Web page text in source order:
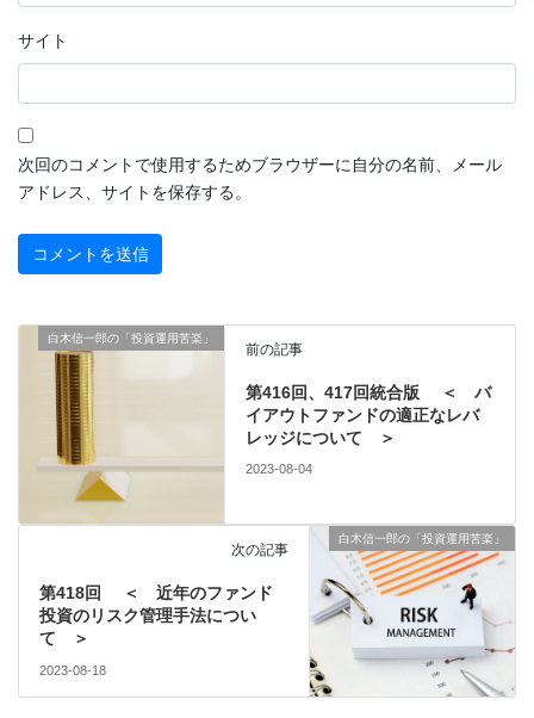
サイト
次回のコメントで使用するためブラウザーに自分の名前、メール
アドレス、サイトを保存する。
白木信一郎の「投資運用苦楽」
前の記事
第416回、417回統合版 ＜ バ
イアウトファンドの適正なレバ
レッジについて ＞
2023-08-04
白木信一郎の「投資運用苦楽」
次の記事
第418回 ＜ 近年のファンド
投資のリスク管理手法につい
て ＞
2023-08-18